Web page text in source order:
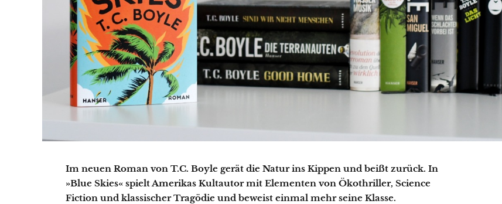
Im neuen Roman von T.C. Boyle gerät die Natur ins Kippen und beißt zurück. In
»Blue Skies« spielt Amerikas Kultautor mit Elementen von Ökothriller, Science
Fiction und klassischer Tragödie und beweist einmal mehr seine Klasse.